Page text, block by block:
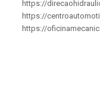
https://
https://
https://